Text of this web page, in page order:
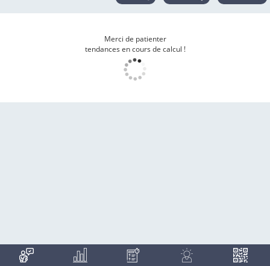
Merci de patienter
tendances en cours de calcul !